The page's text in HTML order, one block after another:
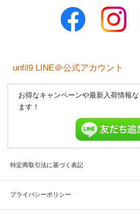
unfil9 LINE＠公式アカウント
お得なキャンペーンや最新入荷情報
ます！
特定商取引法に基づく表記
プライバシーポリシー